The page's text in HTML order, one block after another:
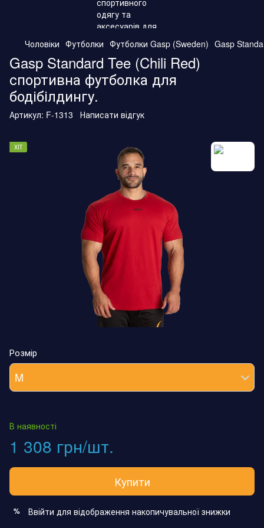
Чоловіки Футболки Футболки Gasp (Sweden) Gasp
Gasp Standard Tee (Chili Red)
спортивна футболка для
бодібілдингу.
Артикул: F-1313 Написати відгук
ХІТ
Розмір
M
В наявності
1 308 грн/шт.
Купити
% Ввійти для відображення накопичувальної знижки